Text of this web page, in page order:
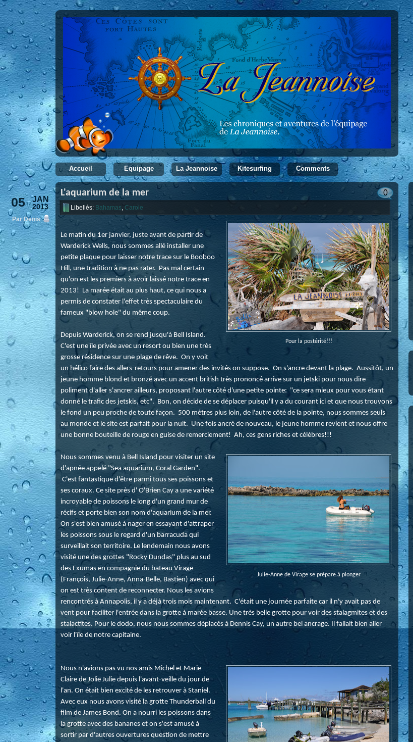
Accueil Equipage La Jeannoise Kitesurfing Comments
JAN
2013
05
Par Denis
0
L'aquarium de la mer
Libellés: Bahamas, Carole
Pour la postérité!!!
Le matin du 1er janvier, juste avant de partir de
Warderick Wells, nous sommes allé installer une
petite plaque pour laisser notre trace sur le Booboo
Hill, une tradition à ne pas rater. Pas mal certain
qu'on est les premiers à avoir laissé notre trace en
2013! La marée était au plus haut, ce qui nous a
permis de constater l'effet très spectaculaire du
fameux "blow hole" du même coup.
Depuis Warderick, on se rend jusqu'à Bell Island.
C'est une île privée avec un resort ou bien une très
grosse résidence sur une plage de rêve. On y voit
un hélico faire des allers-retours pour amener des invités on suppose. On s'ancre devant la plage. Aussitôt, un
jeune homme blond et bronzé avec un accent british très prononcé arrive sur un jetski pour nous dire
poliment d'aller s'ancrer ailleurs, proposant l'autre côté d'une petite pointe: "ce sera mieux pour vous étant
donné le trafic des jetskis, etc". Bon, on décide de se déplacer puisqu'il y a du courant ici et que nous trouvons
le fond un peu proche de toute façon. 500 mètres plus loin, de l'autre côté de la pointe, nous sommes seuls
au monde et le site est parfait pour la nuit. Une fois ancré de nouveau, le jeune homme revient et nous offre
une bonne bouteille de rouge en guise de remerciement! Ah, ces gens riches et célèbres!!!
Julie-Anne de Virage se prépare à plonger
Nous sommes venu à Bell Island pour visiter un site
d'apnée appelé "Sea aquarium, Coral Garden".
C'est fantastique d'être parmi tous ses poissons et
ses coraux. Ce site près d' O'Brien Cay a une variété
incroyable de poissons le long d'un grand mur de
récifs et porte bien son nom d'aquarium de la mer.
On s'est bien amusé à nager en essayant d'attraper
les poissons sous le regard d'un barracuda qui
surveillait son territoire. Le lendemain nous avons
visité une des grottes "Rocky Dundas" plus au sud
des Exumas en compagnie du bateau Virage
(François, Julie-Anne, Anna-Belle, Bastien) avec qui
on est très content de reconnecter. Nous les avions
rencontrés à Annapolis, il y a déjà trois mois maintenant. C'était une journée parfaite car il n'y avait pas de
vent pour faciliter l'entrée dans la grotte à marée basse. Une très belle grotte pour voir des stalagmites et des
stalactites. Pour le dodo, nous nous sommes déplacés à Dennis Cay, un autre bel ancrage. Il fallait bien aller
voir l'île de notre capitaine.
Nous n'avions pas vu nos amis Michel et Marie-
Claire de Jolie Julie depuis l'avant-veille du jour de
l'an. On était bien excité de les retrouver à Staniel.
Avec eux nous avons visité la grotte Thunderball du
film de James Bond. On a nourri les poissons dans
la grotte avec des bananes et on s'est amusé à
sortir par d'autres ouvertures question de mettre